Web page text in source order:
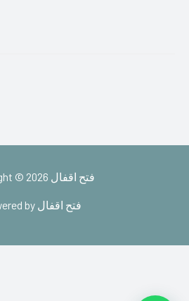
Copyright © 2026 فتح اقفال
Powered by فتح اقفال